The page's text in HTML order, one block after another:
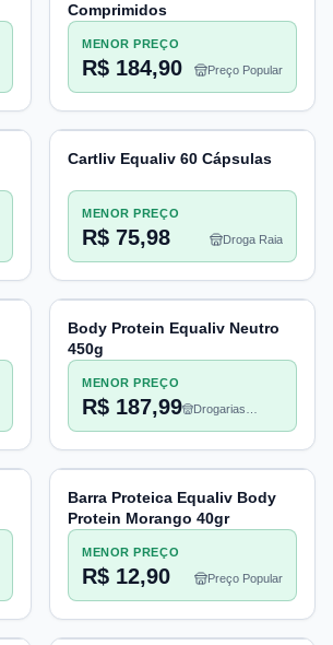
Comprimidos
MENOR PREÇO
R$ 184,90 Preço Popular
Cartliv Equaliv 60 Cápsulas
MENOR PREÇO
R$ 75,98 Droga Raia
Body Protein Equaliv Neutro
450g
MENOR PREÇO
R$ 187,99
Drogarias
Barra Proteica Equaliv Body
Protein Morango 40gr
MENOR PREÇO
R$ 12,90 Preço Popular